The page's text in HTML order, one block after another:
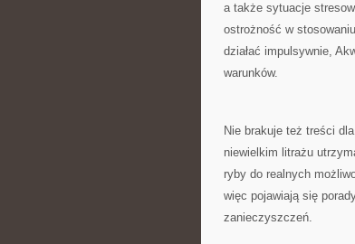
a także sytuacje
ostrożność w
działać impulsywnie,
warunków.
Nie brakuje też treści
niewielkim litrażu
ryby do realnych
więc pojawiają się
zanieczyszczeń.